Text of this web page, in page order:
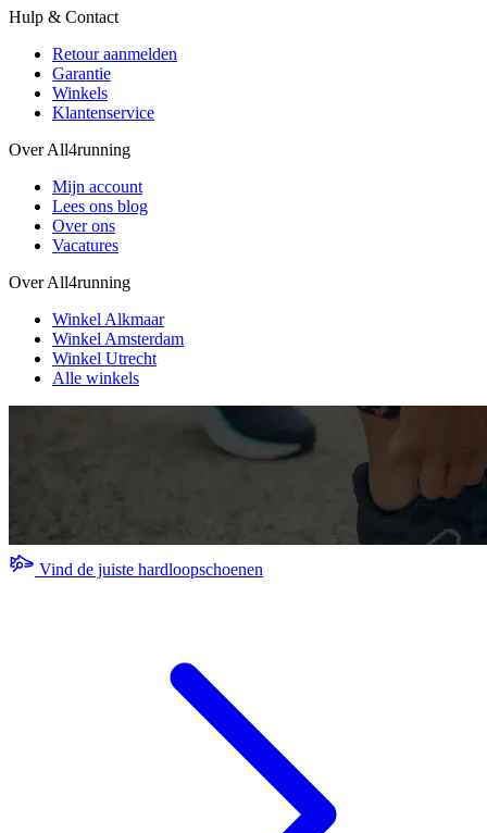
Hulp & Contact
Retour aanmelden
Garantie
Winkels
Klantenservice
Over All4running
Mijn account
Lees ons blog
Over ons
Vacatures
Over All4running
Winkel Alkmaar
Winkel Amsterdam
Winkel Utrecht
Alle winkels
Vind de juiste hardloopschoenen